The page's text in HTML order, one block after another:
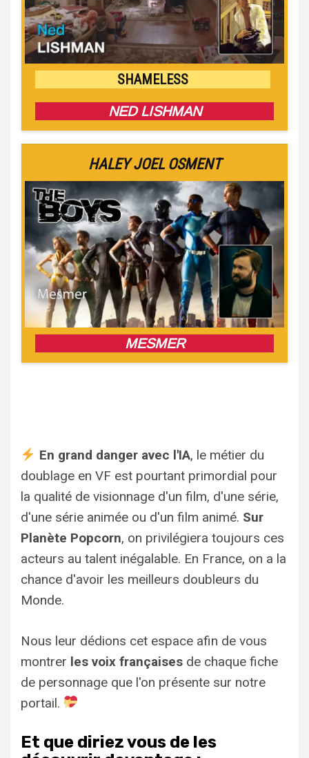
SHAMELESS
NED LISHMAN
HALEY JOEL OSMENT
MESMER
En grand danger avec l'IA, le métier du
doublage en VF est pourtant primordial pour
la qualité de visionnage d'un film, d'une série,
d'une série animée ou d'un film animé. Sur
Planète Popcorn, on privilégiera toujours ces
acteurs au talent inégalable. En France, on a la
chance d'avoir les meilleurs doubleurs du
Monde.
Nous leur dédions cet espace afin de vous
montrer les voix françaises de chaque fiche
de personnage que l'on présente sur notre
portail.
Et que diriez vous de les